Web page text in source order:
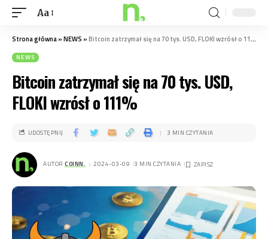
Aa
Strona główna»NEWS »Bitcoin zatrzymał się na 70 tys. USD, FLOKI wzrósł o 111%
NEWS
Bitcoin zatrzymał się na 70 tys. USD,
FLOKI wzrósł o 111%
AUTOR COINN. . 2024-03-09 3 MIN CZYTANIA
UDOSTĘPNIJ 3 MIN CZYTANIA